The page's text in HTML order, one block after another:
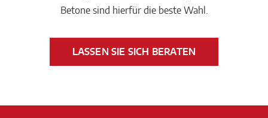
Betone sind hierfür die beste Wahl.
LASSEN SIE SICH BERATEN